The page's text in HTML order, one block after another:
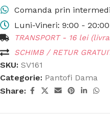
Comanda prin
Luni-Vineri: 9:00 - 20:00
TRANSPORT - 16 lei
SCHIMB / RETUR
SKU: SV161
Categorie: Pantofi Dama
Share: